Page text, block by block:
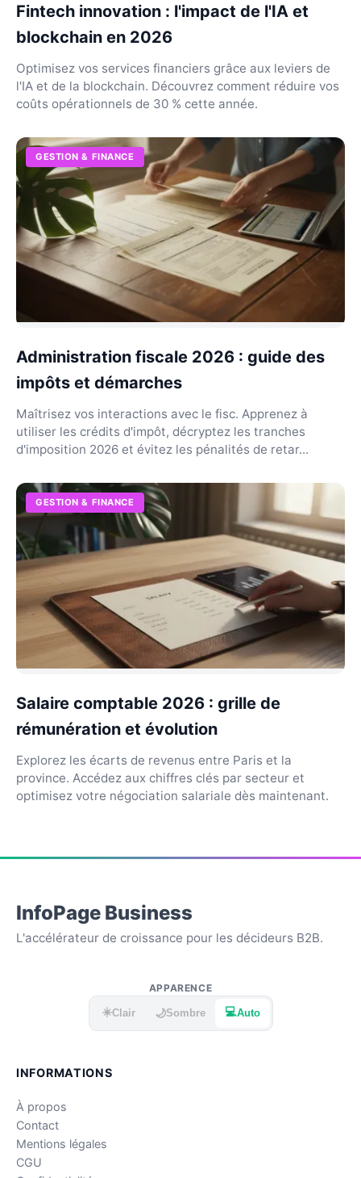
Fintech innovation : l'impact de l'IA et
blockchain en 2026
Optimisez vos services financiers grâce aux leviers de
l'IA et de la blockchain. Découvrez comment réduire vos
coûts opérationnels de 30 % cette année.
GESTION & FINANCE
Administration fiscale 2026 : guide des
impôts et démarches
Maîtrisez vos interactions avec le fisc. Apprenez à
utiliser les crédits d'impôt, décryptez les tranches
d'imposition 2026 et évitez les pénalités de retar...
GESTION & FINANCE
Salaire comptable 2026 : grille de
rémunération et évolution
Explorez les écarts de revenus entre Paris et la
province. Accédez aux chiffres clés par secteur et
optimisez votre négociation salariale dès maintenant.
InfoPage Business
L'accélérateur de croissance pour les décideurs B2B.
APPARENCE
☀️Clair 🌙Sombre 💻Auto
INFORMATIONS
À propos
Contact
Mentions légales
CGU